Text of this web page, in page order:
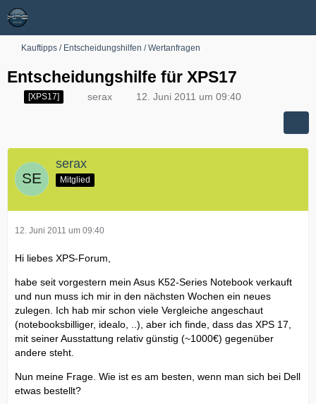
Kauftipps / Entscheidungshilfen / Wertanfragen
Entscheidungshilfe für XPS17
[XPS17] serax 12. Juni 2011 um 09:40
serax
Mitglied
12. Juni 2011 um 09:40
Hi liebes XPS-Forum,
habe seit vorgestern mein Asus K52-Series Notebook verkauft
und nun muss ich mir in den nächsten Wochen ein neues
zulegen. Ich hab mir schon viele Vergleiche angeschaut
(notebooksbilliger, idealo, ..), aber ich finde, dass das XPS 17,
mit seiner Ausstattung relativ günstig (~1000€) gegenüber
andere steht.
Nun meine Frage. Wie ist es am besten, wenn man sich bei Dell
etwas bestellt?